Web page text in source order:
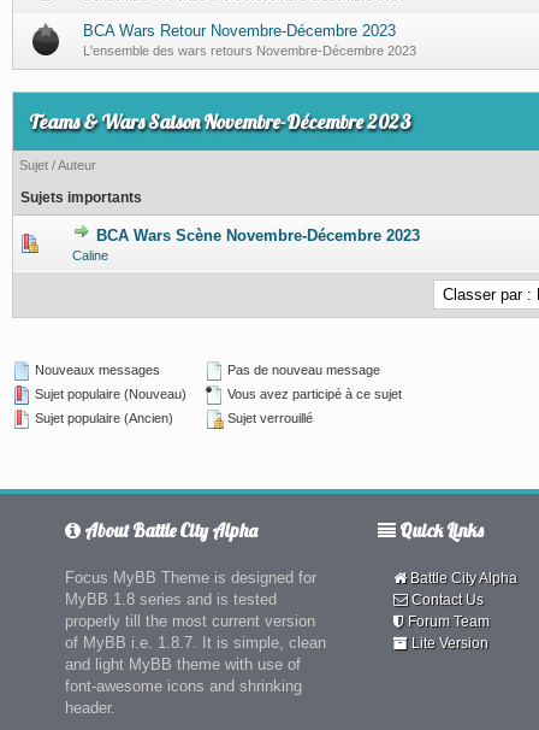
BCA Wars Retour Novembre-Décembre 2023
L'ensemble des wars retours Novembre-Décembre 2023
Teams & Wars Saison Novembre-Décembre 2023
Sujet /Auteur
Sujets importants
BCA Wars Scène Novembre-Décembre 2023
Caline
0 Votes - 0 sur 5 en moyenne
12345
Nouveaux messages
Sujet populaire (Nouveau)
Sujet populaire (Ancien)
Pas de nouveau message
Vous avez participé à ce sujet
Sujet verrouillé
About Battle City Alpha
Focus MyBB Theme is designed for
MyBB 1.8 series and is tested
properly till the most current version
of MyBB i.e. 1.8.7. It is simple, clean
and light MyBB theme with use of
font-awesome icons and shrinking
header.
Quick Links
Battle City Alpha
Contact Us
Forum Team
Lite Version